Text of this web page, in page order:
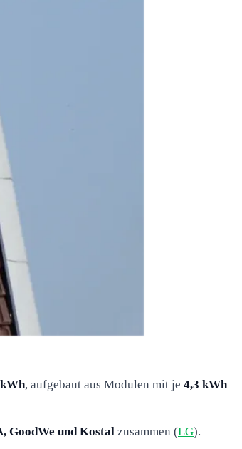
, aufgebaut aus Modulen mit je 4,3 kWh
GoodWe und Kostal zusammen (LG).